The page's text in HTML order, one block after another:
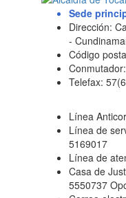
Sede
Dirección:
-
Código
Telefax:
Línea
Línea de
5169017
Línea de
Casa de
5550737